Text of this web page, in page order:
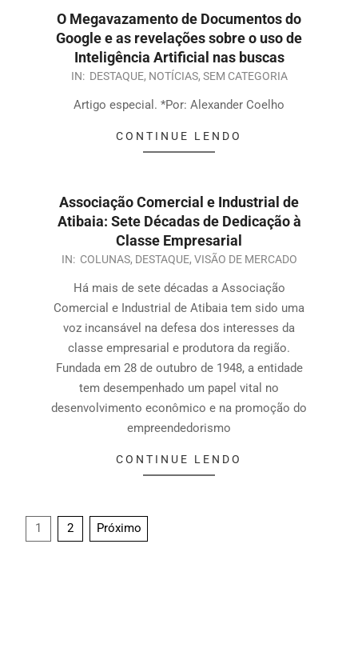
O Megavazamento de Documentos do
Google e as revelações sobre o uso de
Inteligência Artificial nas buscas
IN: DESTAQUE, NOTÍCIAS, SEM CATEGORIA
Artigo especial. *Por: Alexander Coelho
CONTINUE LENDO
Associação Comercial e Industrial de
Atibaia: Sete Décadas de Dedicação à
Classe Empresarial
IN: COLUNAS, DESTAQUE, VISÃO DE MERCADO
Há mais de sete décadas a Associação
Comercial e Industrial de Atibaia tem sido uma
voz incansável na defesa dos interesses da
classe empresarial e produtora da região.
Fundada em 28 de outubro de 1948, a entidade
tem desempenhado um papel vital no
desenvolvimento econômico e na promoção do
empreendedorismo
CONTINUE LENDO
1 2 Próximo